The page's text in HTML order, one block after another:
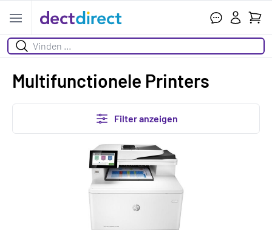
Open menu
Suchen
Ihr
Multifunctionele Printers
Filter anzeigen